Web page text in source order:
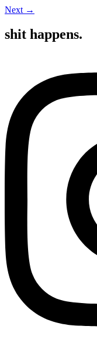
Next →
shit happens.